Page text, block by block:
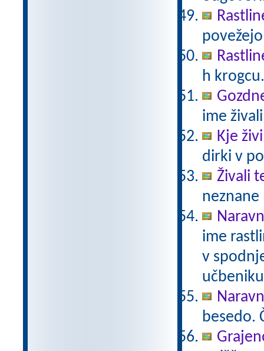
h krogcu.
ime
Kje
dirki v
Živali
neznane
ime
v
besedo.